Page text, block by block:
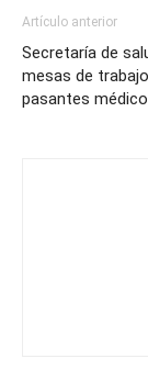
Artículo anterior
Secretaría de
mesas de
pasantes